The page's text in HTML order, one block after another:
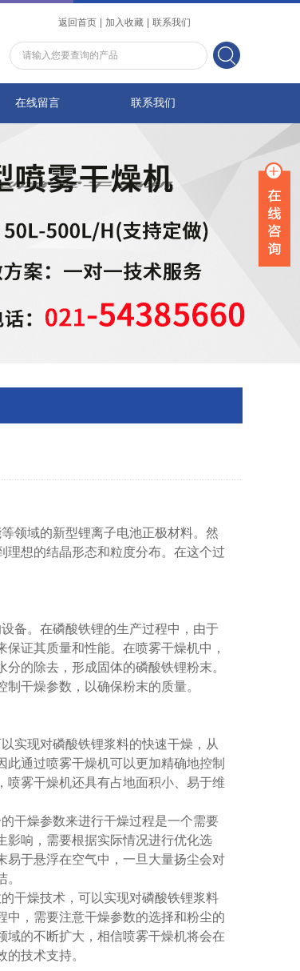
返回首页 加入收藏 联系我们
在线留言 联系我们
领域的新型锂离子电池正极材料。然
理想的结晶形态和粒度分布。在这个过
备。在磷酸铁锂的生产过程中，由于
证其质量和性能。在喷雾干燥机中，
的除去，形成固体的磷酸铁锂粉末。
干燥参数，以确保粉末的质量。
实现对磷酸铁锂浆料的快速干燥，从
通过喷雾干燥机可以更加精确地控制
喷雾干燥机还具有占地面积小、易于维
干燥参数来进行干燥过程是一个需要
影响，需要根据实际情况进行优化选
易于悬浮在空气中，一旦大量扬尘会对
干燥技术，可以实现对磷酸铁锂浆料
中，需要注意干燥参数的选择和粉尘的
域的不断扩大，相信喷雾干燥机将会在
技术支持。